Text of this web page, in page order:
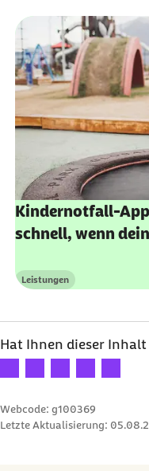
Kindernotfall-
schnell, wenn
Kategorie
Leistungen
Hat Ihnen dieser
Ihre Bewertung: 1 Stern
Ihre Bewertung: 2
Ihre Bewertung: 3
Ihre Ihre
Webcode: g100369
Letzte Aktualisierung: